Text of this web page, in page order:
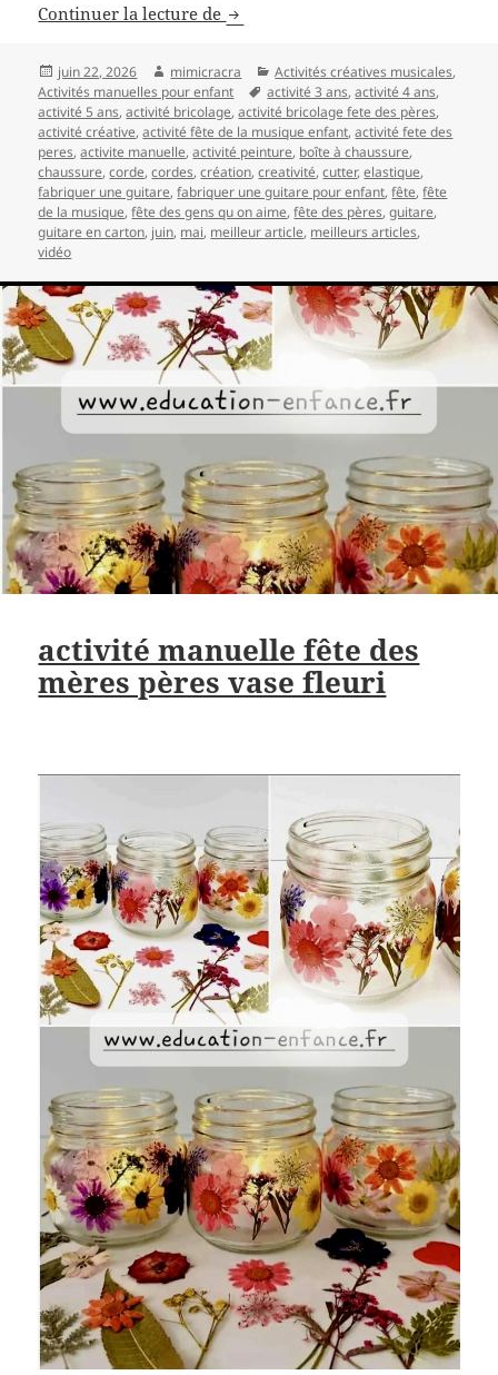
Continuer la lecture de Activité manuelle fête des pères:
Publié
le
juin 22, 2026 Auteur
mimicracra Catégories
Activités créatives musicales,
Activités manuelles pour enfant
Mots-
clés
activité 3 ans,activité 4 ans,
activité 5 ans,activité bricolage,activité bricolage fete des pères,
activité créative,activité fête de la musique enfant,activité fete des
peres,activite manuelle,activité peinture, boîte à chaussure,
chaussure,corde,cordes,création,creativité,cutter,elastique,
fabriquer une guitare,fabriquer une guitare pour enfant,fête,fête
de la musique,fête des gens qu on aime,fête des pères,guitare,
guitare en carton, juin, mai, meilleur article, meilleurs articles,
vidéo
activité manuelle fête des
mères pères vase fleuri